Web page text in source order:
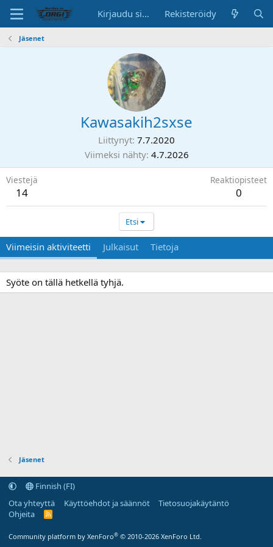
Kirjaudu sisään Rekisteröidy
Jäsenet
Kawasakih2sxse
Liittynyt 7.7.2020
Viimeksi nähty 4.7.2026
Viestejä
14
Reaktiopisteet
0
Etsi
Viimeisin aktiviteetti Julkaisut Tietoja
Syöte on tällä hetkellä tyhjä.
Jäsenet
Finnish (FI)
Ota yhteyttä
Käyttöehdot ja säännöt
Tietosuojakäytäntö
Ohjeita
R
Community platform by XenForo® © 2010-2026 XenForo Ltd.